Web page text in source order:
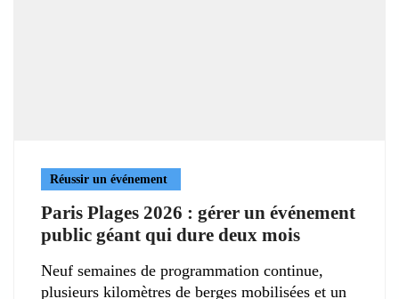
Réussir un événement
Paris Plages 2026 : gérer un événement
public géant qui dure deux mois
Neuf semaines de programmation continue,
plusieurs kilomètres de berges mobilisées et un